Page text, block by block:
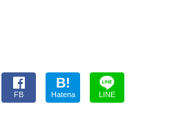
FB
B!
Hatena LINE